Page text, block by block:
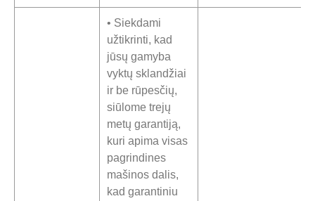
• Siekdami
užtikrinti, kad
jūsų gamyba
vyktų sklandžiai
ir be rūpesčių,
siūlome trejų
metų garantiją,
kuri apima visas
pagrindines
mašinos dalis,
kad garantiniu